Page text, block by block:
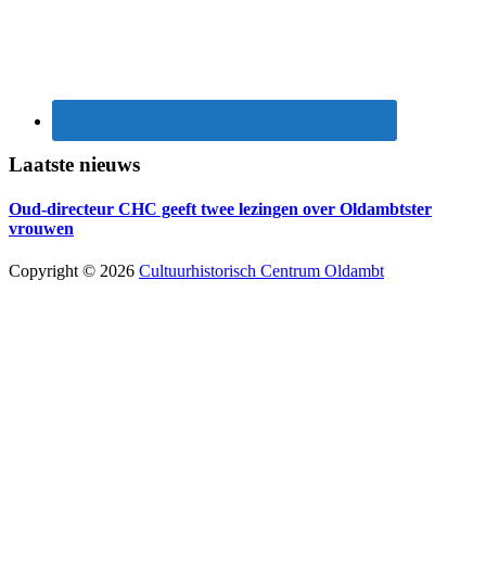
Laatste nieuws
Oud-directeur CHC geeft twee lezingen over Oldambtster
vrouwen
Copyright © 2026 Cultuurhistorisch Centrum Oldambt